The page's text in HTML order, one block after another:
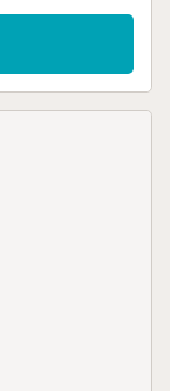
alta. No
privada,
Por favor,
propriedade. O